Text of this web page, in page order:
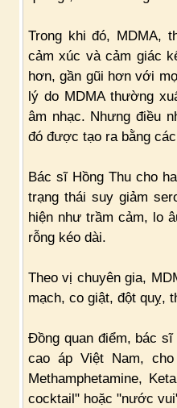
Trong khi đó, MDMA,
cảm xúc và cảm giác
hơn, gần gũi hơn với
lý do MDMA thường
âm nhạc. Nhưng điều
đó được tạo ra bằng
Bác sĩ Hồng Thu cho
trạng thái suy giảm
hiện như trầm cảm, lo
rỗng kéo dài.
Theo vị chuyên gia,
mạch, co giật, đột quỵ,
Đồng quan điểm, bác
cao áp Việt Nam,
Methamphetamine,
cocktail" hoặc "nước